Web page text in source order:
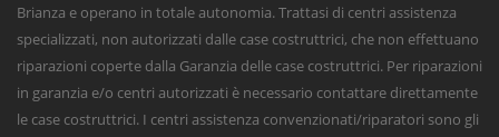
Brianza e operano in totale autonomia. Trattasi di centri assistenza
specializzati, non autorizzati dalle case costruttrici, che non effettuano
riparazioni coperte dalla Garanzia delle case costruttrici. Per riparazioni
in garanzia e/o centri autorizzati è necessario contattare direttamente
le case costruttrici. I centri assistenza convenzionati/riparatori sono gli